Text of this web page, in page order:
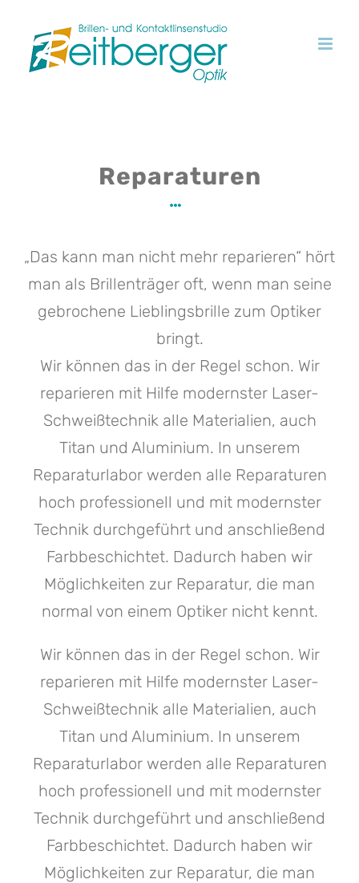
content
Reparaturen
„Das kann man nicht mehr reparieren“ hört
man als Brillenträger oft, wenn man seine
gebrochene Lieblingsbrille zum Optiker
bringt.
Wir können das in der Regel schon. Wir
reparieren mit Hilfe modernster Laser-
Schweißtechnik alle Materialien, auch
Titan und Aluminium. In unserem
Reparaturlabor werden alle Reparaturen
hoch professionell und mit modernster
Technik durchgeführt und anschließend
Farbbeschichtet. Dadurch haben wir
Möglichkeiten zur Reparatur, die man
normal von einem Optiker nicht kennt.
Wir können das in der Regel schon. Wir
reparieren mit Hilfe modernster Laser-
Schweißtechnik alle Materialien, auch
Titan und Aluminium. In unserem
Reparaturlabor werden alle Reparaturen
hoch professionell und mit modernster
Technik durchgeführt und anschließend
Farbbeschichtet. Dadurch haben wir
Möglichkeiten zur Reparatur, die man